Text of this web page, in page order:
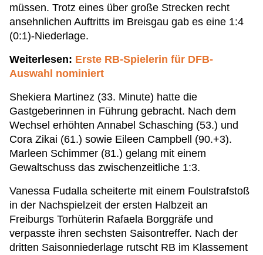
müssen. Trotz eines über große Strecken recht
ansehnlichen Auftritts im Breisgau gab es eine 1:4
(0:1)-Niederlage.
Weiterlesen: Erste RB-Spielerin für DFB-
Auswahl nominiert
Shekiera Martinez (33. Minute) hatte die
Gastgeberinnen in Führung gebracht. Nach dem
Wechsel erhöhten Annabel Schasching (53.) und
Cora Zikai (61.) sowie Eileen Campbell (90.+3).
Marleen Schimmer (81.) gelang mit einem
Gewaltschuss das zwischenzeitliche 1:3.
Vanessa Fudalla scheiterte mit einem Foulstrafstoß
in der Nachspielzeit der ersten Halbzeit an
Freiburgs Torhüterin Rafaela Borggräfe und
verpasste ihren sechsten Saisontreffer. Nach der
dritten Saisonniederlage rutscht RB im Klassement